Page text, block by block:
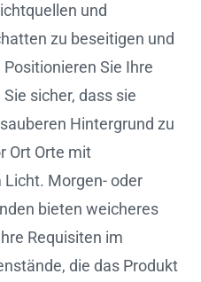
und
zu beseitigen und
Sie Ihre
sicher, dass sie
Hintergrund zu
Ort Orte mit
Morgen- oder
bieten weicheres
Requisiten im
die das Produkt